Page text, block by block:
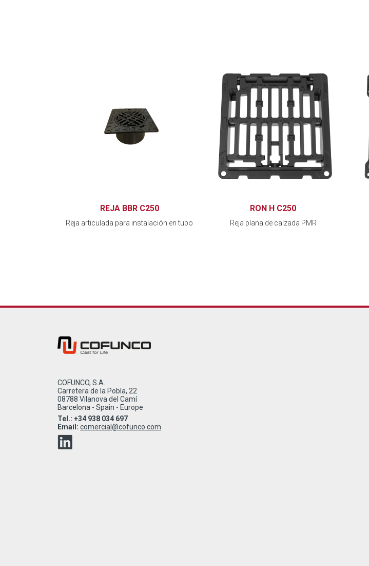
REJA BBR C250
Reja articulada para instalación en tubo
RON H C250
Reja plana de calzada PMR
COFUNCO, S.A.
Carretera de la Pobla, 22
08788 Vilanova del Camí
Barcelona - Spain - Europe
Tel.: +34 938 034 697
Email: comercial@cofunco.com